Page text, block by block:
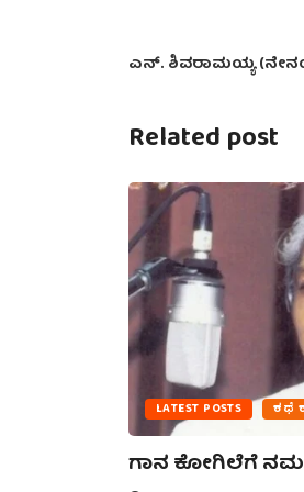
ಎನ್. ಶಿವರಾಮಯ್ಯ
Related post
LATEST POSTS ಕಥೆ
ಗಾನ ಕೋಗಿಲೆಗೆ